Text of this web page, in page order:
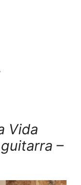
Vida
–